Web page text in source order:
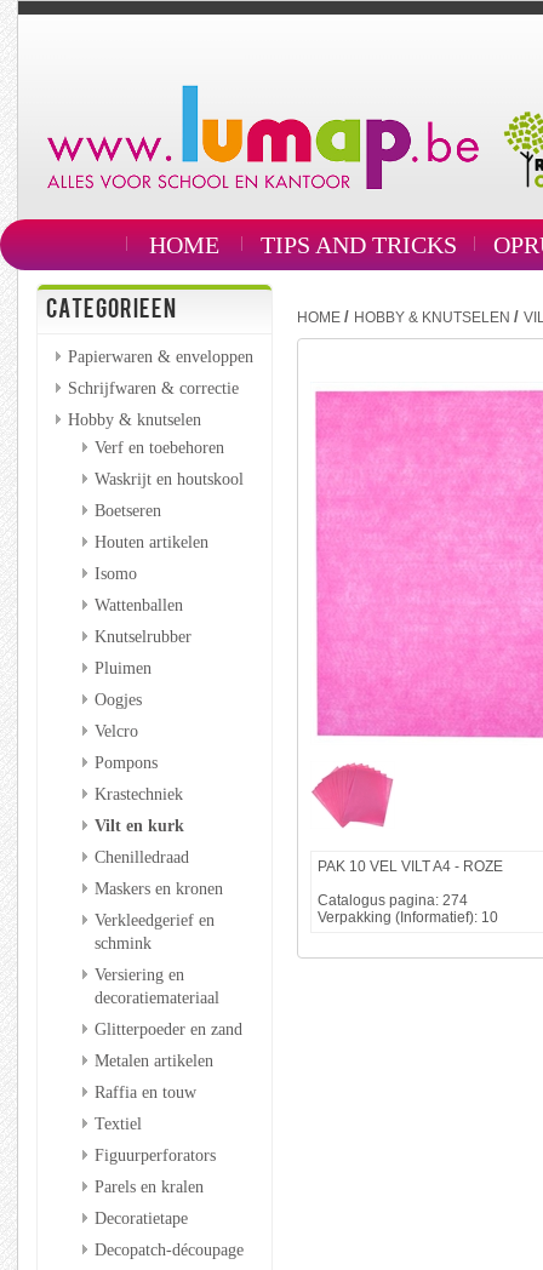
HOME TIPS AND TRICKS
CATEGORIEEN
Papierwaren & enveloppen
Schrijfwaren & correctie
Hobby & knutselen
Verf en toebehoren
Waskrijt en houtskool
Boetseren
Houten artikelen
Isomo
Wattenballen
Knutselrubber
Pluimen
Oogjes
Velcro
Pompons
Krastechniek
Vilt en kurk
Chenilledraad
Maskers en kronen
Verkleedgerief en
schmink
Versiering en
decoratiemateriaal
Glitterpoeder en zand
Metalen artikelen
Raffia en touw
Textiel
Figuurperforators
Parels en kralen
Decoratietape
Decopatch-découpage
HOME / HOBBY & KNUTSELEN /
PAK 10 VEL VILT A4 - ROZE
Catalogus pagina: 274
Verpakking (Informatief): 10